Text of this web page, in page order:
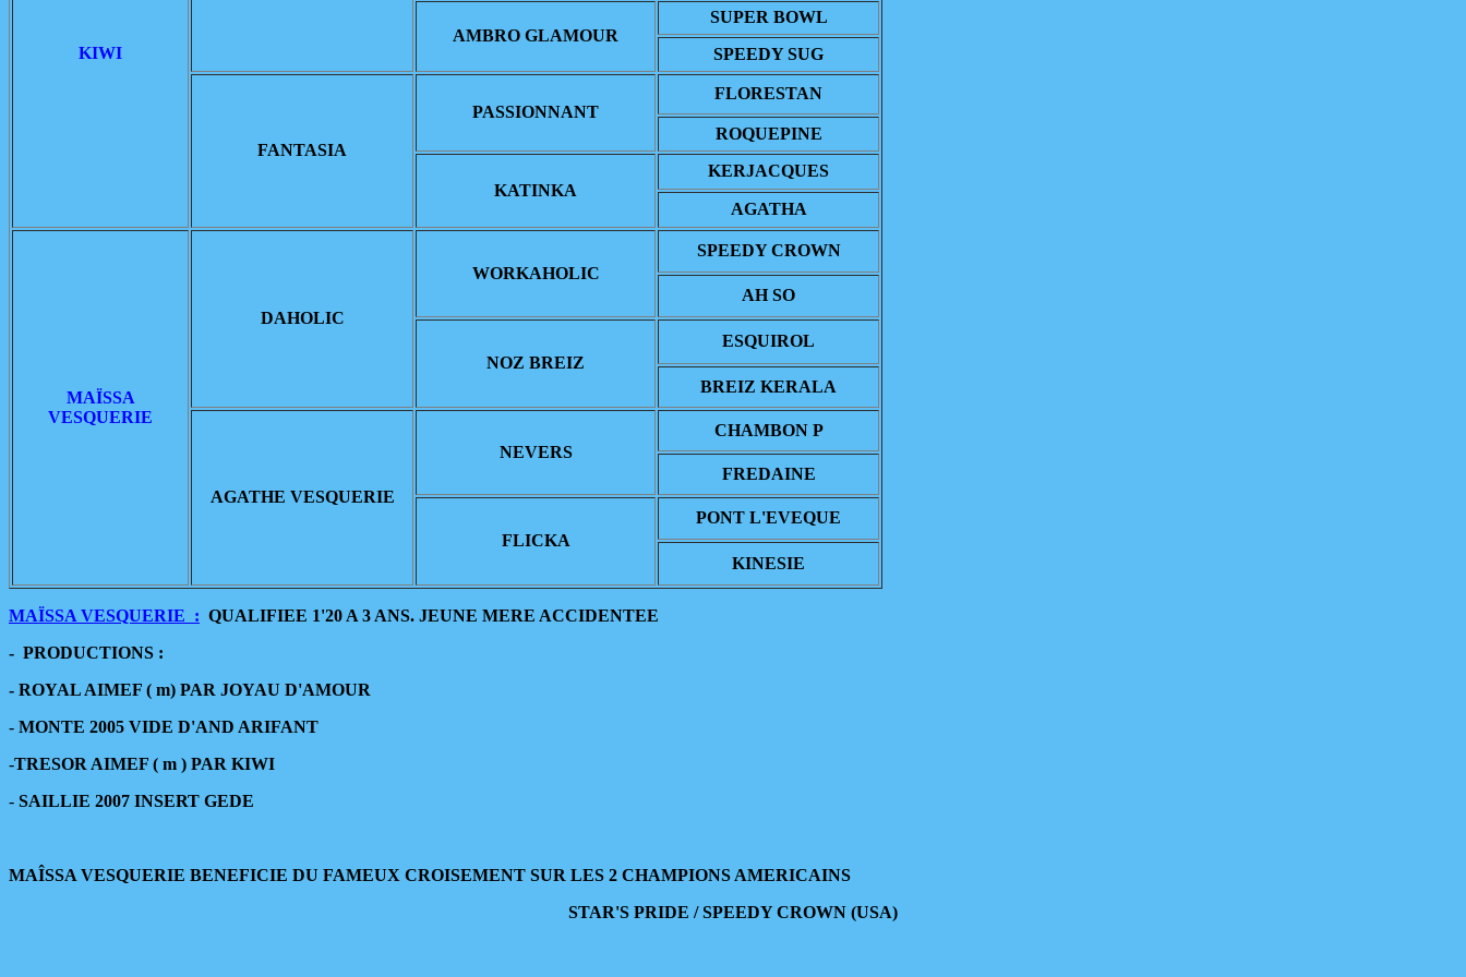
KIWI
AMBRO GLAMOUR
SUPER BOWL
SPEEDY SUG
FANTASIA
PASSIONNANT
FLORESTAN
ROQUEPINE
KATINKA
KERJACQUES
AGATHA
MAÏSSA
VESQUERIE
DAHOLIC
WORKAHOLIC
SPEEDY CROWN
AH SO
NOZ BREIZ
ESQUIROL
BREIZ KERALA
AGATHE VESQUERIE
NEVERS
CHAMBON P
FREDAINE
FLICKA
PONT L'EVEQUE
KINESIE
MAÏSSA VESQUERIE : QUALIFIEE 1'20 A 3 ANS. JEUNE MERE ACCIDENTEE
- PRODUCTIONS :
- ROYAL AIMEF ( m) PAR JOYAU D'AMOUR
- MONTE 2005 VIDE D'AND ARIFANT
-TRESOR AIMEF ( m ) PAR KIWI
- SAILLIE 2007 INSERT GEDE
MAÎSSA VESQUERIE BENEFICIE DU FAMEUX CROISEMENT SUR LES 2 CHAMPIONS AMERICAINS
STAR'S PRIDE / SPEEDY CROWN (USA)